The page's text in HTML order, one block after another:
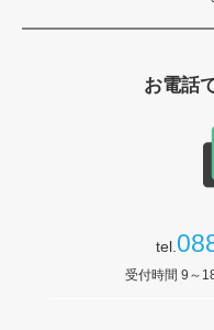
お電話
tel.
受付時間 9～